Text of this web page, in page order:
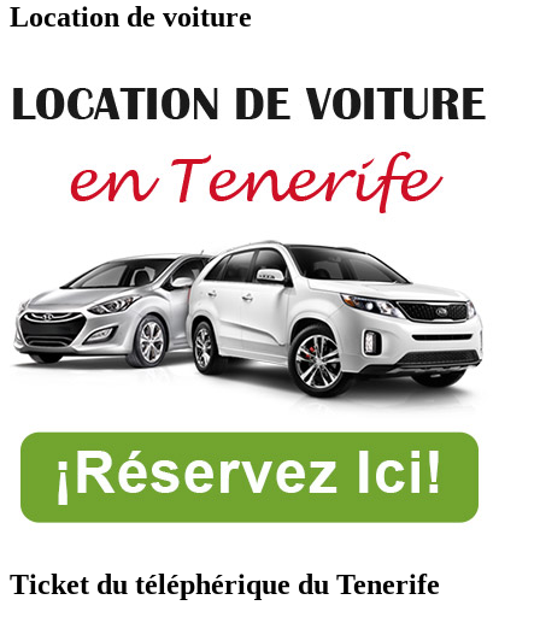
Location de voiture
Ticket du téléphérique du Tenerife